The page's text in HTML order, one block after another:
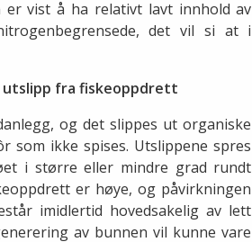
er vist å ha relativt lavt innhold av
det vil si at i
utslipp fra fiskeoppdrett
og det slippes ut organiske
ikke spises. Utslippene spres
i større eller mindre grad rundt
er høye, og påvirkningen
imidlertid hovedsakelig av lett
av bunnen vil kunne vare